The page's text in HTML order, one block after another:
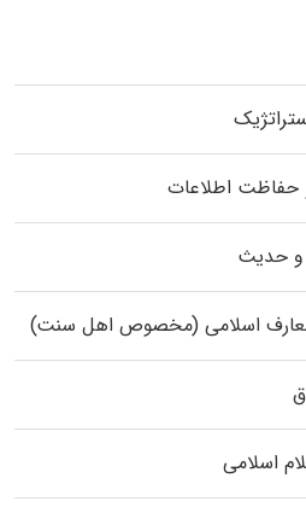
حفاظت اطلاعات
و حدیث
معارف اسلامی (مخصوص اهل سنت)
اسلامی